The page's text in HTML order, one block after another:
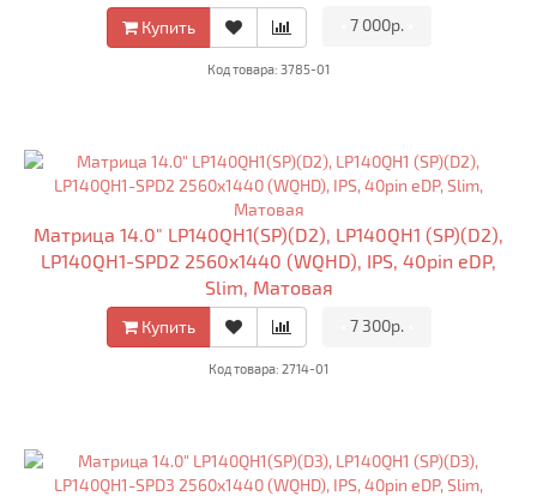
Купить 7 000р.
Код товара: 3785-01
Матрица 14.0" LP140QH1(SP)(D2), LP140QH1 (SP)(D2),
LP140QH1-SPD2 2560x1440 (WQHD), IPS, 40pin eDP,
Slim, Матовая
Купить 7 300р.
Код товара: 2714-01